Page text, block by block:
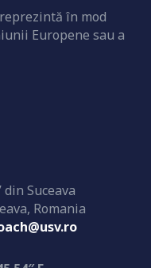
în mod
Europene sau a
Suceava
Romania